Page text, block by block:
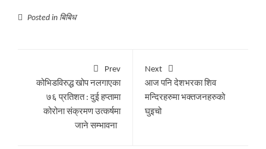
Posted in बिबिध
Prev
कोभिडविरुद्ध खोप नलगाएका
७६ प्रतिशत : दुई हप्तामा
कोरोना संक्रमण उत्कर्षमा
जाने सम्भावना
Next
आज पनि देशभरका शिव
मन्दिरहरुमा भक्तजनहरुको
घुइचो